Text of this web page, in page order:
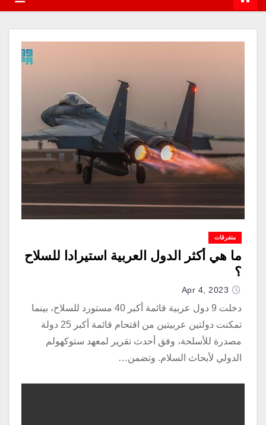
متفرقات
ما هي أكثر الدول العربية استيرادا للسلاح
؟
Apr 4, 2023
دخلت 9 دول عربية قائمة أكبر 40 مستورد للسلاح، بينما
تمكنت دولتين عربيتين من اقتحام قائمة أكبر 25 دولة
مصدرة للأسلحة، وفق أحدث تقرير لمعهد ستوكهولم
الدولي لأبحاث السلام. وتضمن…